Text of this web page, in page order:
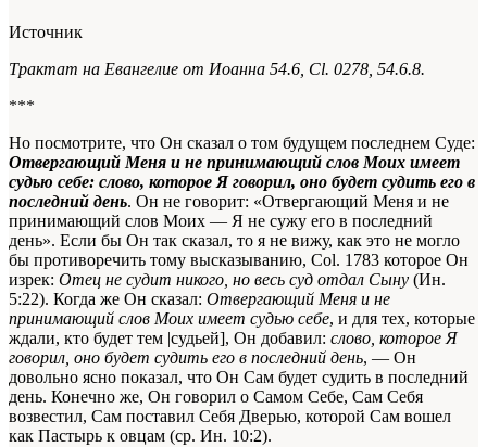
Источник
Трактат на Евангелие от Иоанна 54.6, Сl. 0278, 54.6.8.
***
Но посмотрите, что Он сказал о том будущем последнем Суде:
Отвергающий Меня и не принимающий слов Моих имеет
судью себе: слово, которое Я говорил, оно будет судить его в
последний день. Он не говорит: «Отвергающий Меня и не
принимающий слов Моих — Я не сужу его в последний
день». Если бы Он так сказал, то я не вижу, как это не могло
бы противоречить тому высказыванию, Col. 1783 которое Он
изрек: Отец не судит никого, но весь суд отдал Сыну (Ин.
5:22). Когда же Он сказал: Отвергающий Меня и не
принимающий слов Моих имеет судью себе, и для тех, которые
ждали, кто будет тем |судьей], Он добавил: слово, которое Я
говорил, оно будет судить его в последний день, — Он
довольно ясно показал, что Он Сам будет судить в последний
день. Конечно же, Он говорил о Самом Себе, Сам Себя
возвестил, Сам поставил Себя Дверью, которой Сам вошел
как Пастырь к овцам (ср. Ин. 10:2).